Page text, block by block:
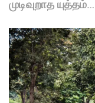
முடிவுறாத யுத்தம்…